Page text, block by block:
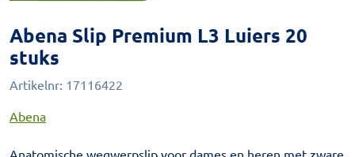
Abena Slip Premium L3 Luiers 20
stuks
Artikelnr: 17116422
Abena
Anatomische wegwerpslip voor dames en heren met zware